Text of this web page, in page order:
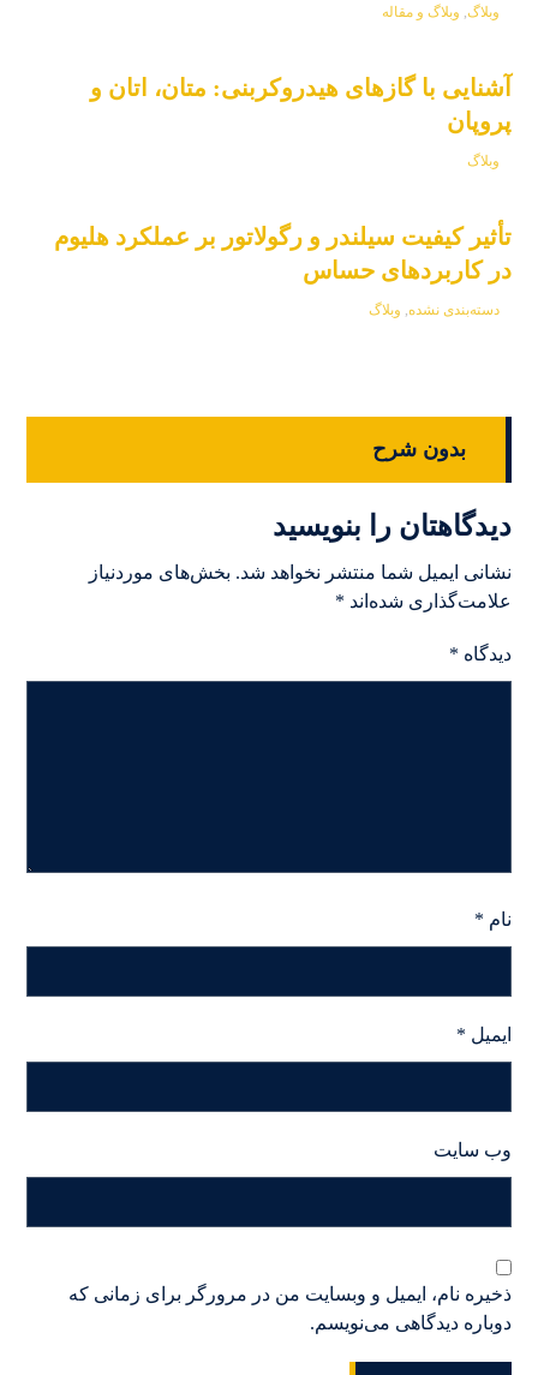
وبلاگ, وبلاگ و مقاله
آشنایی با گازهای هیدروکربنی: متان، اتان و
پروپان
وبلاگ
تأثیر کیفیت سیلندر و رگولاتور بر عملکرد هلیوم
در کاربردهای حساس
دسته‌بندی نشده, وبلاگ
بدون شرح
دیدگاهتان را بنویسید
نشانی ایمیل شما منتشر نخواهد شد. بخش‌های موردنیاز
علامت‌گذاری شده‌اند *
دیدگاه *
نام *
ایمیل *
وب‌ سایت
ذخیره نام، ایمیل و وبسایت من در مرورگر برای زمانی که
دوباره دیدگاهی می‌نویسم.